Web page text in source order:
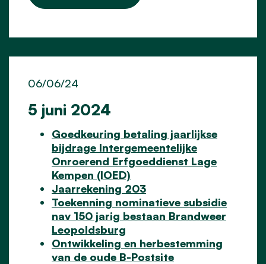
5 juni 2024
06/06/24
Goedkeuring betaling jaarlijkse
bijdrage Intergemeentelijke
Onroerend Erfgoeddienst Lage
Kempen (IOED)
Jaarrekening 203
Toekenning nominatieve subsidie
nav 150 jarig bestaan Brandweer
Leopoldsburg
Ontwikkeling en herbestemming
van de oude B-Postsite